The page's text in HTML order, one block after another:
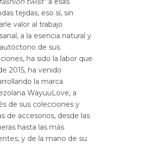
tejidas, eso sí, sin
valor al trabajo
a la esencia natural y
de sus
ha sido la labor que
2015, ha venido
la marca
WayuuLove, a
de sus colecciones y
de accesorios, desde las
hasta las más
y de la mano de su